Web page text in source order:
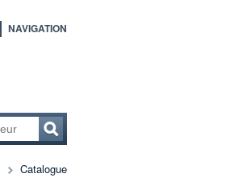
NAVIGATION
Catalogue